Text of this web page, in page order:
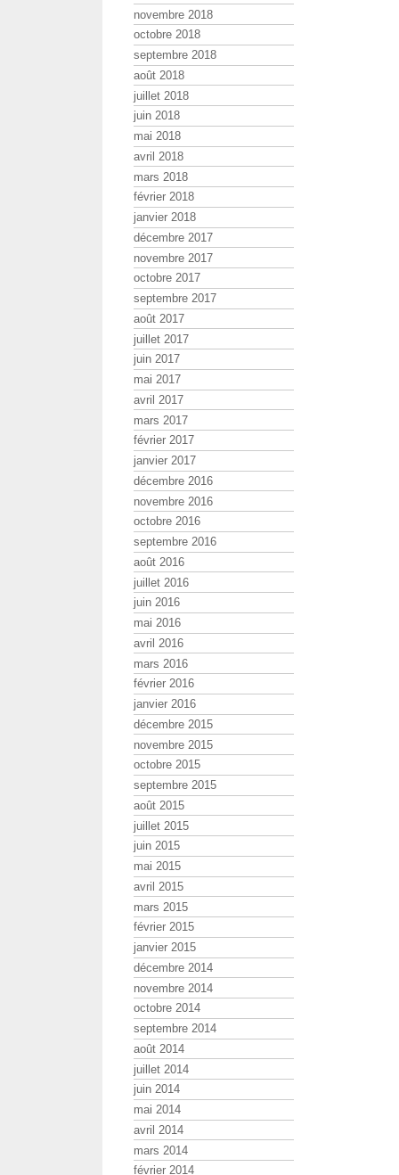
novembre 2018
octobre 2018
septembre 2018
août 2018
juillet 2018
juin 2018
mai 2018
avril 2018
mars 2018
février 2018
janvier 2018
décembre 2017
novembre 2017
octobre 2017
septembre 2017
août 2017
juillet 2017
juin 2017
mai 2017
avril 2017
mars 2017
février 2017
janvier 2017
décembre 2016
novembre 2016
octobre 2016
septembre 2016
août 2016
juillet 2016
juin 2016
mai 2016
avril 2016
mars 2016
février 2016
janvier 2016
décembre 2015
novembre 2015
octobre 2015
septembre 2015
août 2015
juillet 2015
juin 2015
mai 2015
avril 2015
mars 2015
février 2015
janvier 2015
décembre 2014
novembre 2014
octobre 2014
septembre 2014
août 2014
juillet 2014
juin 2014
mai 2014
avril 2014
mars 2014
février 2014